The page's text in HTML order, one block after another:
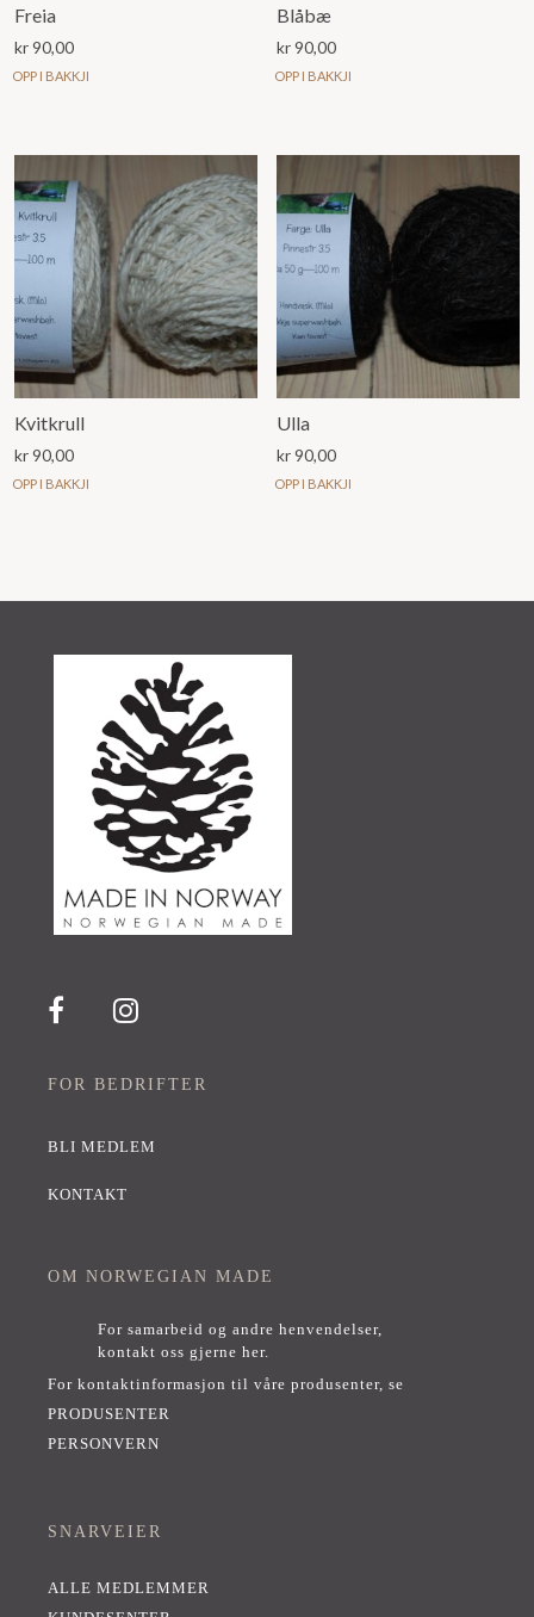
Freia
kr90,00
OPP I BAKKJI
Blåbæ
kr90,00
OPP I BAKKJI
Kvitkrull
kr90,00
OPP I BAKKJI
Ulla
kr90,00
OPP I BAKKJI
FOR BEDRIFTER
BLI MEDLEM
KONTAKT
OM NORWEGIAN MADE
For samarbeid og andre henvendelser,
kontakt oss gjerne her.
For kontaktinformasjon til våre produsenter, se
PRODUSENTER
PERSONVERN
SNARVEIER
ALLE MEDLEMMER